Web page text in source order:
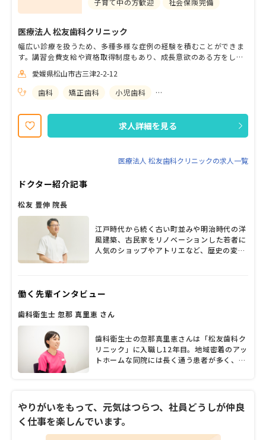
子育て中の方歓迎
社会保険完備
医療法人 松友歯科クリニック
幅広い診療を扱うため、多種多様な症例の経験を積むことができま
す。講習会費支給や資格取得制度もあり、成長意欲のある方をしっ
遇を用意しておりますので、安心して長く勤められる環境です。夏
季・冬季休暇のほかに、１週間の休暇が取得でき、ワークライフバ
ランスを保ちながら無理なく働くことが可能です。現在４名のドク
ターを含め、適切な指導担当歯科医師・歯科衛生士が丁寧に指導し
ますのでご安心ください。18時終業ですのでプライベートも充実で
愛媛県松山市古三津2-2-12
歯科
矯正歯科 小児歯科
求人詳細を見る
医療法人 松友歯科クリニックの求人一覧
ドクター紹介記事
松友 豊伸 院長
江戸時代から続く古い町並みや明治時代の洋
風建築、古民家をリノベーションした若者に
人気のショップやアトリエなど、歴史の変遷
ニック」だ。院長の松友豊伸先生がそれぞれ
し、子どもから高齢者まで幅広い診療を行っ
識して、院内の改装や設備投資を続けてきた
という松友院長に、診療方針や患者層、力を
入れていること、今後の展望など、たっぷり
働く先輩インタビュー
歯科衛生士 忽那 真里恵 さん
歯科衛生士の忽那真里恵さんは「松友歯科ク
リニック」に入職し12年目。地域密着のアッ
トホームな同院には長く通う患者が多く、
る医院でありたい」という院長の想いのも
と、結婚後も変わらず勤務を続け、現在は主
任として後輩の指導にも注力されている忽那
さん。長く働いているからこそ見えてくる
やりがいをもって、元気はつらつ、社員どうしが仲良
く仕事を楽しんでいます。